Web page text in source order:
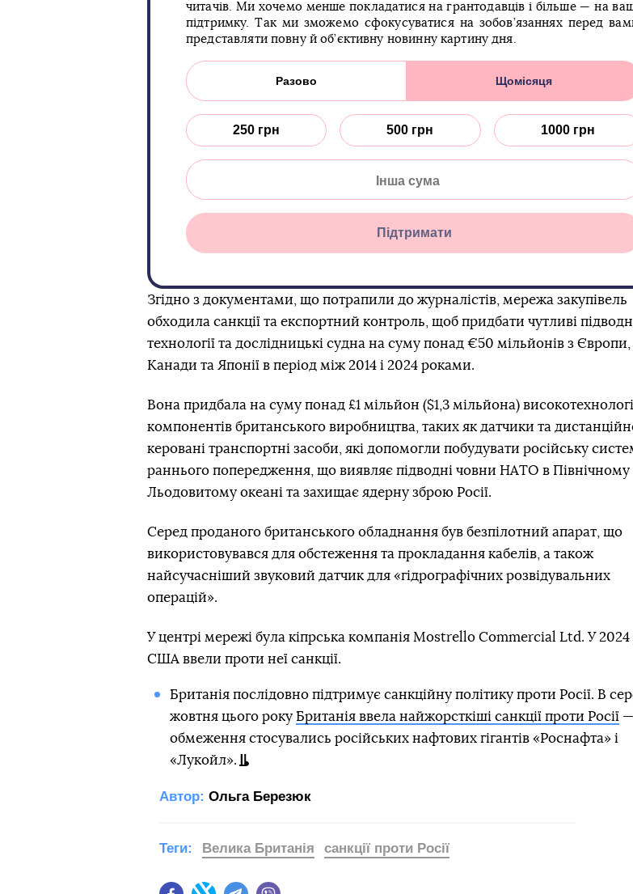
читачів. Ми хочемо менше покладатися на грантодавців і більше — на
підтримку. Так ми зможемо сфокусуватися на зобов’язаннях перед
представляти повну й об’єктивну новинну картину дня.
Разово Щомісяця
250 грн 500 грн 1000 грн
Підтримати
Згідно з документами, що потрапили до журналістів, мережа закупівель
обходила санкції та експортний контроль, щоб придбати чутливі
технології та дослідницькі судна на суму понад €50 мільйонів з
Канади та Японії в період між 2014 і 2024 роками.
Вона придбала на суму понад £1 мільйон ($1,3 мільйона)
компонентів британського виробництва, таких як датчики та
керовані транспортні засоби, які допомогли побудувати російську
раннього попередження, що виявляє підводні човни НАТО в Північному
Льодовитому океані та захищає ядерну зброю Росії.
Серед проданого британського обладнання був безпілотний апарат, що
використовувався для обстеження та прокладання кабелів, а також
найсучасніший звуковий датчик для «гідрографічних розвідувальних
операцій».
У центрі мережі була кіпрська компанія Mostrello Commercial Ltd. У 2024
США ввели проти неї санкції.
Британія послідовно підтримує санкційну політику проти Росії. В
жовтня цього року Британія ввела найжорсткіші санкції проти Росії —
обмеження стосувались російських нафтових гігантів «Роснафта» і
«Лукойл».
Автор: Ольга Березюк
Теги: Велика Британія санкції проти Росії